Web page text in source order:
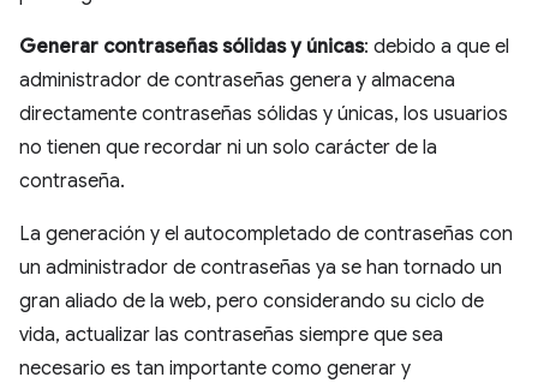
Generar contraseñas sólidas y únicas: debido a que el
administrador de contraseñas genera y almacena
directamente contraseñas sólidas y únicas, los usuarios
no tienen que recordar ni un solo carácter de la
contraseña.
La generación y el autocompletado de contraseñas con
un administrador de contraseñas ya se han tornado un
gran aliado de la web, pero considerando su ciclo de
vida, actualizar las contraseñas siempre que sea
necesario es tan importante como generar y